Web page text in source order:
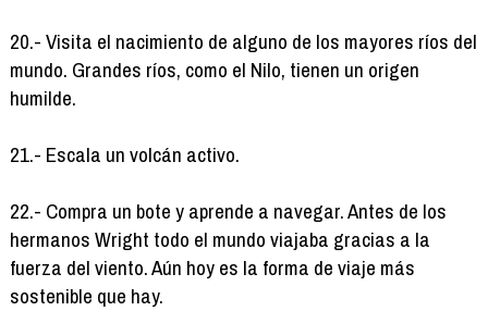
20.- Visita el nacimiento de alguno de los mayores ríos del
mundo. Grandes ríos, como el Nilo, tienen un origen
humilde.
21.- Escala un volcán activo.
22.- Compra un bote y aprende a navegar. Antes de los
hermanos Wright todo el mundo viajaba gracias a la
fuerza del viento. Aún hoy es la forma de viaje más
sostenible que hay.